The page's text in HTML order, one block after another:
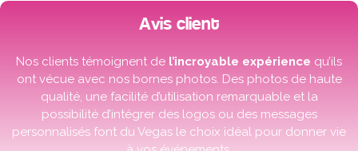
Avis client
Nos clients témoignent de l’incroyable expérience qu’ils
ont vécue avec nos bornes photos. Des photos de haute
qualité, une facilité d’utilisation remarquable et la
possibilité d’intégrer des logos ou des messages
personnalisés font du Vegas le choix idéal pour donner vie